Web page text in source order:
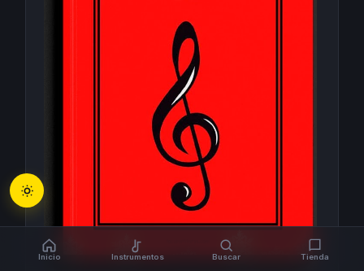
Inicio Instrumentos Buscar Tienda